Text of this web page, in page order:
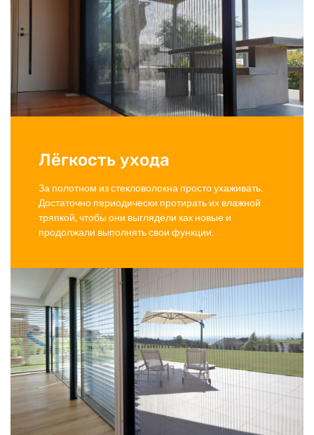
Лёгкость ухода
За полотном из стекловолокна просто ухаживать.
Достаточно периодически протирать их влажной
тряпкой, чтобы они выглядели как новые и
продолжали выполнять свои функции.